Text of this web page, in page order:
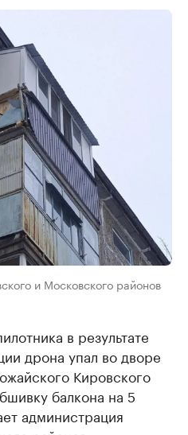
и Московского районов
в результате
дрона упал во дворе
Кировского
балкона на 5
администрация